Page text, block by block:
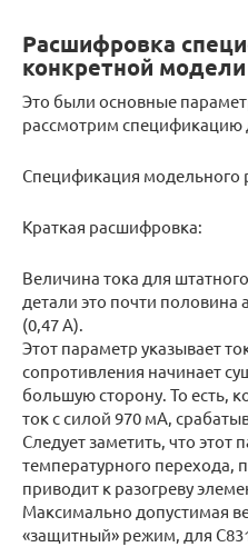
Расшифровка
конкретной модели
Это были основные
рассмотрим спецификацию
Спецификация модельного
Краткая расшифровка:
Величина тока для
детали это почти
(0,47 А).
Этот параметр указывает
сопротивления начинает
большую сторону. То есть,
ток с силой 970 мА,
Следует заметить, что этот
температурного перехода,
приводит к разогреву
Максимально допустимая
«защитный» режим, для